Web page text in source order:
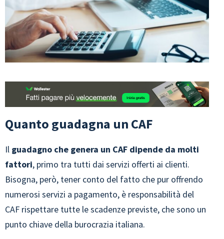
Quanto guadagna un CAF
Il guadagno che genera un CAF dipende da molti
fattori, primo tra tutti dai servizi offerti ai clienti.
Bisogna, però, tener conto del fatto che pur offrendo
numerosi servizi a pagamento, è responsabilità del
CAF rispettare tutte le scadenze previste, che sono un
punto chiave della burocrazia italiana.